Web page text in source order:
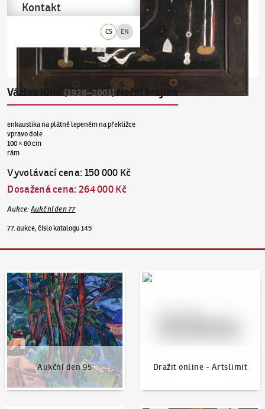
CS EN
Kontakt
Václav Kiml (1928–2001) Noční krajina
enkaustika na plátně lepeném na překližce
vpravo dole
100 × 80 cm
rám
Vyvolávací cena: 150 000 Kč
Dosažená cena:264 000 Kč
Aukce: Aukční den 77
77. aukce, číslo katalogu 145
Aukční den 95
Aukční den 95
Dražit online - Artslimit
Dražit online - Artslimit